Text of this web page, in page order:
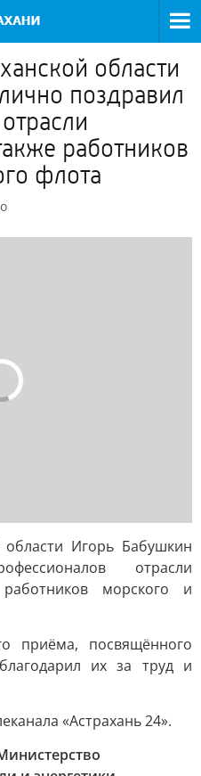
области
поздравил
работников
флота
области Игорь Бабушкин
отрасли
морского и
приёма, посвящённого
их за труд и
«Астрахань 24».